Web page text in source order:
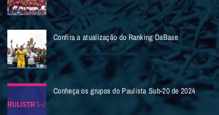
Confira a atualização do Ranking DaBase
Conheça os grupos do Paulista Sub-20 de 2024